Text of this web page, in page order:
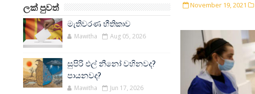
ලක් පුවත්
මැතිවරණ භීතිකාව
Mawitha Aug 05, 2026
සුපිරි එල් නීනෝ වහිනවද?
පායනවද?
Mawitha Jun 17, 2026
November 19, 2021